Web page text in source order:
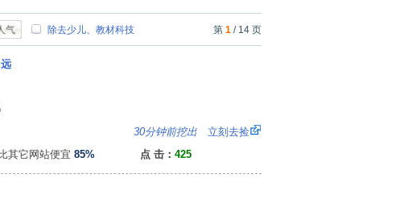
气 除去少儿、教材科技 第 1 / 14 页
： 30分钟前挖出 立刻去捡
网站便宜 85% 点 击： 425